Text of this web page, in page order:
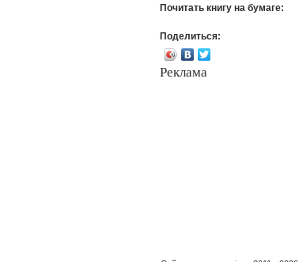
Почитать книгу на бумаге:
Поделиться:
Реклама